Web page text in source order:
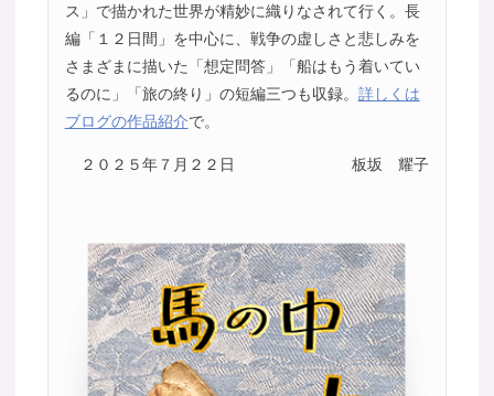
ス」で描かれた世界が精妙に織りなされて行く。長
編「１２日間」を中心に、戦争の虚しさと悲しみを
さまざまに描いた「想定問答」「船はもう着いてい
るのに」「旅の終り」の短編三つも収録。 詳しくは
ブログの作品紹介で。
２０２５年７月２２日 板坂 耀子